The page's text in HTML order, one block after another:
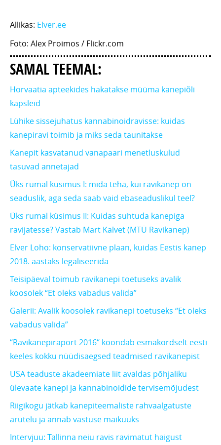
Allikas: Elver.ee
Foto: Alex Proimos / Flickr.com
SAMAL TEEMAL:
Horvaatia apteekides hakatakse müüma kanepiõli
kapsleid
Lühike sissejuhatus kannabinoidravisse: kuidas
kanepiravi toimib ja miks seda taunitakse
Kanepit kasvatanud vanapaari menetluskulud
tasuvad annetajad
Üks rumal küsimus I: mida teha, kui ravikanep on
seaduslik, aga seda saab vaid ebaseaduslikul teel?
Üks rumal küsimus II: Kuidas suhtuda kanepiga
ravijatesse? Vastab Mart Kalvet (MTÜ Ravikanep)
Elver Loho: konservatiivne plaan, kuidas Eestis kanep
2018. aastaks legaliseerida
Teisipäeval toimub ravikanepi toetuseks avalik
koosolek “Et oleks vabadus valida”
Galerii: Avalik koosolek ravikanepi toetuseks “Et oleks
vabadus valida”
“Ravikanepiraport 2016“ koondab esmakordselt eesti
keeles kokku nüüdisaegsed teadmised ravikanepist
USA teaduste akadeemiate liit avaldas põhjaliku
ülevaate kanepi ja kannabinoidide tervisemõjudest
Riigikogu jätkab kanepiteemaliste rahvaalgatuste
arutelu ja annab vastuse maikuuks
Intervjuu: Tallinna neiu ravis ravimatut haigust